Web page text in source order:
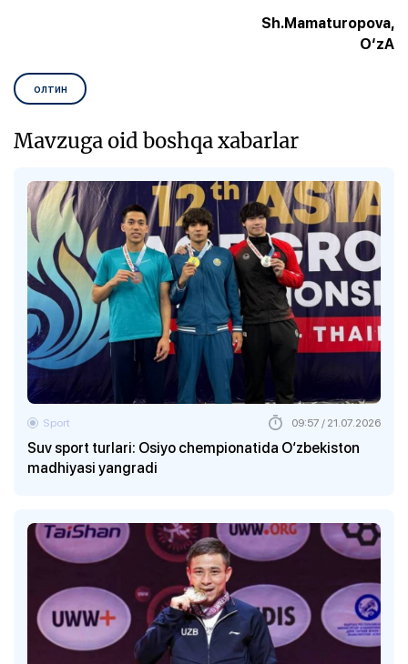
Sh.Mamaturopova,
O‘zA
олтин
Mavzuga oid boshqa xabarlar
Suv sport turlari: Osiyo chempionatida O‘zbekiston
madhiyasi yangradi
Sport 09:57 / 21.07.2026